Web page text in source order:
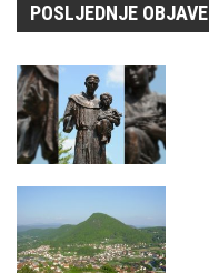
POSLJEDNJE OBJAVE